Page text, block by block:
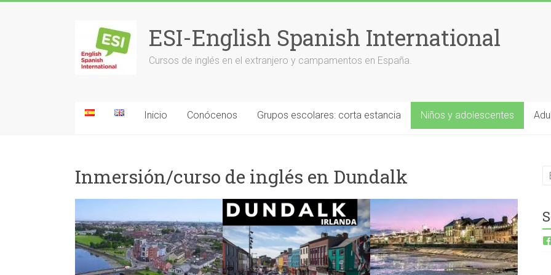
ESI-English Spanish International
Cursos de inglés en el extranjero y campamentos en España.
Inicio Conócenos Grupos escolares: corta estancia Niños y adolescentes
Inmersión/curso de inglés en Dundalk